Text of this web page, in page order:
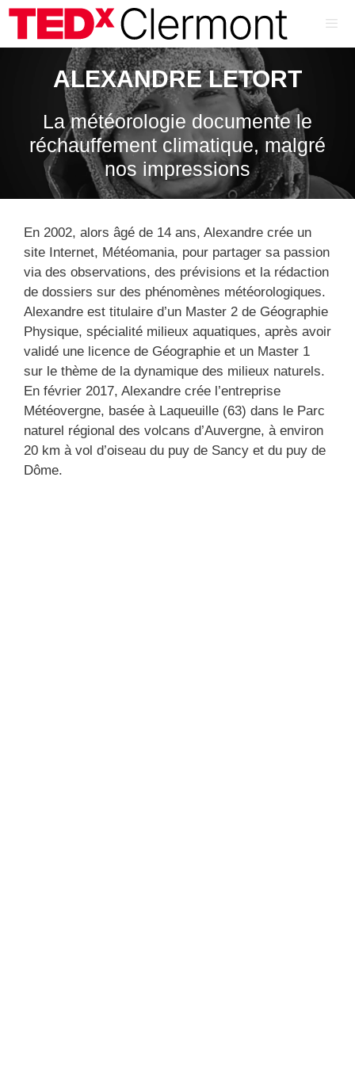
Aller
contenu
ALEXANDRE LETORT
La météorologie documente le
réchauffement climatique, malgré
nos impressions
En 2002, alors âgé de 14 ans, Alexandre crée un
site Internet, Météomania, pour partager sa passion
via des observations, des prévisions et la rédaction
de dossiers sur des phénomènes météorologiques.
Alexandre est titulaire d’un Master 2 de Géographie
Physique, spécialité milieux aquatiques, après avoir
validé une licence de Géographie et un Master 1
sur le thème de la dynamique des milieux naturels.
En février 2017, Alexandre crée l’entreprise
Météovergne, basée à Laqueuille (63) dans le Parc
naturel régional des volcans d’Auvergne, à environ
20 km à vol d’oiseau du puy de Sancy et du puy de
Dôme.